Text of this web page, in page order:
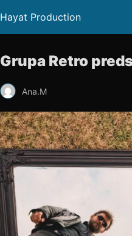
Hayat Production
Grupa Retro
Ana.M